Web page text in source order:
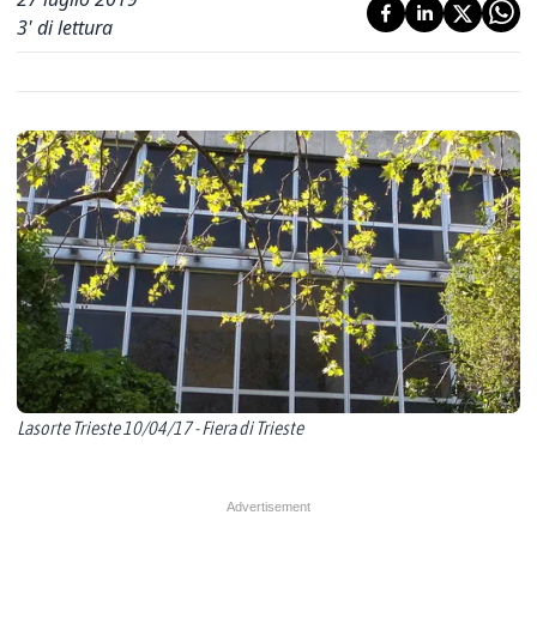
3' di lettura
Lasorte Trieste 10/04/17 - Fiera di Trieste